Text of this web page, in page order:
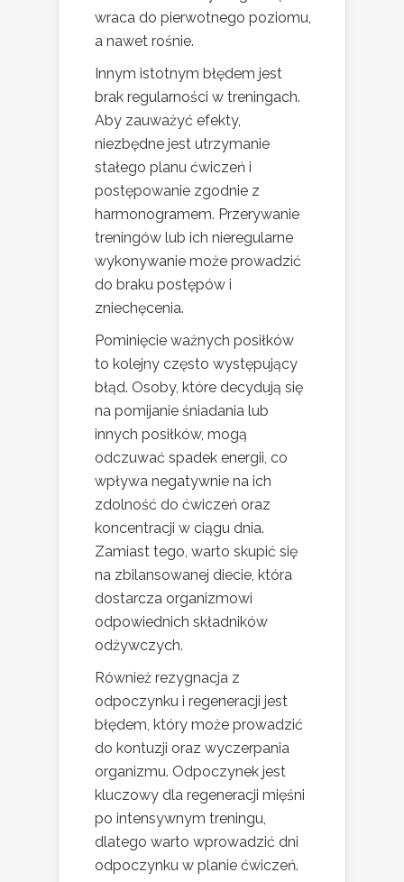
wraca do pierwotnego poziomu,
a nawet rośnie.
Innym istotnym błędem jest
brak regularności w treningach.
Aby zauważyć efekty,
niezbędne jest utrzymanie
stałego planu ćwiczeń i
postępowanie zgodnie z
harmonogramem. Przerywanie
treningów lub ich nieregularne
wykonywanie może prowadzić
do braku postępów i
zniechęcenia.
Pominięcie ważnych posiłków
to kolejny często występujący
błąd. Osoby, które decydują się
na pomijanie śniadania lub
innych posiłków, mogą
odczuwać spadek energii, co
wpływa negatywnie na ich
zdolność do ćwiczeń oraz
koncentracji w ciągu dnia.
Zamiast tego, warto skupić się
na zbilansowanej diecie, która
dostarcza organizmowi
odpowiednich składników
odżywczych.
Również rezygnacja z
odpoczynku i regeneracji jest
błędem, który może prowadzić
do kontuzji oraz wyczerpania
organizmu. Odpoczynek jest
kluczowy dla regeneracji mięśni
po intensywnym treningu,
dlatego warto wprowadzić dni
odpoczynku w planie ćwiczeń.